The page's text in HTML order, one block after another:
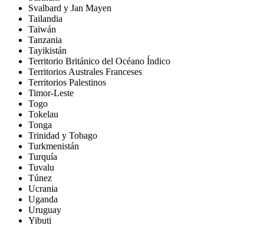
Svalbard y Jan Mayen
Tailandia
Taiwán
Tanzania
Tayikistán
Territorio Británico del Océano Índico
Territorios Australes Franceses
Territorios Palestinos
Timor-Leste
Togo
Tokelau
Tonga
Trinidad y Tobago
Turkmenistán
Turquía
Tuvalu
Túnez
Ucrania
Uganda
Uruguay
Yibuti